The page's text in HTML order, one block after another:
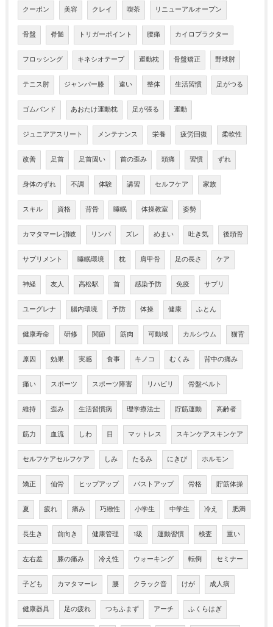
クーポン 美容 クレイ 喫茶 リニューアルオープン
骨盤 脊髄 トリガーポイント 腰痛 カイロプラクター
フロッシング キネシオテープ 運動枕 骨盤矯正 野球肘
テニス肘 ジャンパー膝 違い 整体 生活習慣 足がつる
ゴムバンド あおたけ運動枕 足が張る 運動
ジュニアアスリート メンテナンス 栄養 疲労回復 柔軟性
改善 足首 足首固い 首の歪み 頭痛 習慣 ずれ
身体のずれ 不調 体験 講習 セルフケア 家族
スキル 資格 背骨 睡眠 体操教室 姿勢
カマタマーレ讃岐 リンパ ズレ めまい 吐き気 後頭骨
サプリメント 睡眠環境 枕 肩甲骨 足の長さ ケア
神経 友人 高松駅 首 感染予防 免疫 サプリ
ユーグレナ 腸内環境 予防 体操 健康 ふとん
健康寿命 研修 関節 筋肉 可動域 カルシウム 猫背
原因 効果 実感 食事 キノコ むくみ 背中の痛み
痛い スポーツ スポーツ障害 リハビリ 骨盤ベルト
維持 歪み 生活習慣病 理学療法士 貯筋運動 高齢者
筋力 血流 しわ 目 マットレス スキンケアスキンケア
セルフケアセルフケア しみ たるみ にきび ホルモン
矯正 仙骨 ヒップアップ バストアップ 骨格 貯筋体操
夏 疲れ 痛み 巧緻性 小学生 中学生 冷え 肥満
長生き 前向き 健康管理 1級 運動習慣 検査 重い
左右差 膝の痛み 冷え性 ウォーキング 転倒 セミナー
子ども カマタマーレ 腰 クラック音 けが 成人病
健康器具 足の疲れ つちふまず アーチ ふくらはぎ